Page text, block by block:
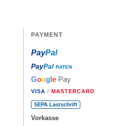
PAYMENT
PayPal
PayPal RATEN
Google Pay
VISA / MASTERCARD
SEPA Lastschrift
Vorkasse